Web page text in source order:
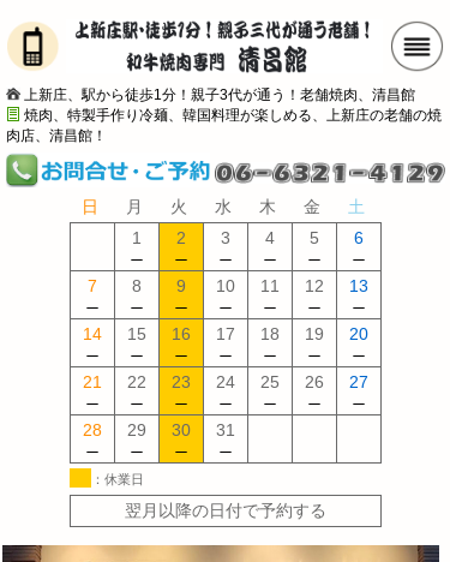
上新庄、駅から徒歩1分！親子3代が通う！老舗焼肉、清昌館
焼肉、特製手作り冷麺、韓国料理が楽しめる、上新庄の老舗の焼
肉店、清昌館！
日 月 火 水 木 金
土
1
2 3 4 5 6
7 8 9 10 11 12 13
14 15 16 17 18 19 20
21 22 23 24 25 26 27
28 29 30 31
：休業日
翌月以降の日付で予約する